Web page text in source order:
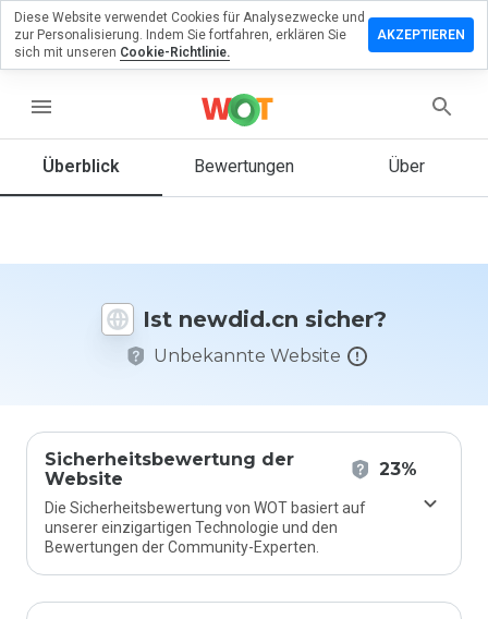
menu
Überblick Bewertungen Über
Ist newdid.cn sicher?
Unbekannte Website
Sicherheitsbewertung der
Website
23%
Die Sicherheitsbewertung von WOT basiert auf
unserer einzigartigen Technologie und den
Bewertungen der Community-Experten.
eine
würden
Diese Website verwendet Cookies für Analysezwecke und
zur Personalisierung. Indem Sie fortfahren, erklären Sie
sich mit unseren Cookie-Richtlinie.
AKZEPTIEREN